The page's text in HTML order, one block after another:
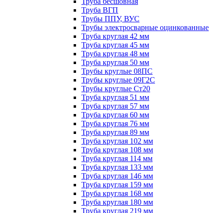
Труба ВГП
Трубы ППУ, ВУС
Трубы электросварные оцинкованные
Труба круглая 42 мм
Труба круглая 45 мм
Труба круглая 48 мм
Труба круглая 50 мм
Трубы круглые 08ПС
Трубы круглые 09Г2С
Трубы круглые Ст20
Труба круглая 51 мм
Труба круглая 57 мм
Труба круглая 60 мм
Труба круглая 76 мм
Труба круглая 89 мм
Труба круглая 102 мм
Труба круглая 108 мм
Труба круглая 114 мм
Труба круглая 133 мм
Труба круглая 146 мм
Труба круглая 159 мм
Труба круглая 168 мм
Труба круглая 180 мм
Труба круглая 219 мм